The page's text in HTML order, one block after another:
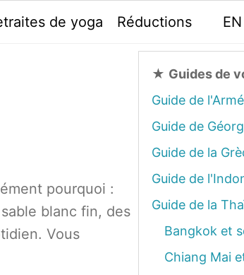
de yoga Réductions EN
pourquoi :
blanc fin, des
Vous
★ Guides de
Guide de
Guide de
Guide de la
Guide de
Guide de la
Bangkok et
Chiang Mai